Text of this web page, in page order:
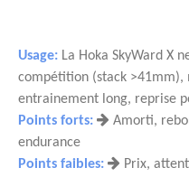
Usage: La Hoka SkyWard X
compétition (stack >41mm),
entrainement long, reprise
Points forts:
Amorti,
endurance
Points faibles:
Prix,